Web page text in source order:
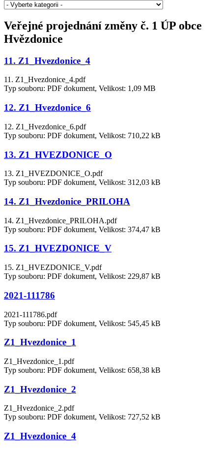
Veřejné projednání změny č. 1 ÚP obce
Hvězdonice
11. Z1_Hvezdonice_4
11. Z1_Hvezdonice_4.pdf
Typ souboru: PDF dokument, Velikost: 1,09 MB
12. Z1_Hvezdonice_6
12. Z1_Hvezdonice_6.pdf
Typ souboru: PDF dokument, Velikost: 710,22 kB
13. Z1_HVEZDONICE_O
13. Z1_HVEZDONICE_O.pdf
Typ souboru: PDF dokument, Velikost: 312,03 kB
14. Z1_Hvezdonice_PRILOHA
14. Z1_Hvezdonice_PRILOHA.pdf
Typ souboru: PDF dokument, Velikost: 374,47 kB
15. Z1_HVEZDONICE_V
15. Z1_HVEZDONICE_V.pdf
Typ souboru: PDF dokument, Velikost: 229,87 kB
2021-111786
2021-111786.pdf
Typ souboru: PDF dokument, Velikost: 545,45 kB
Z1_Hvezdonice_1
Z1_Hvezdonice_1.pdf
Typ souboru: PDF dokument, Velikost: 658,38 kB
Z1_Hvezdonice_2
Z1_Hvezdonice_2.pdf
Typ souboru: PDF dokument, Velikost: 727,52 kB
Z1_Hvezdonice_4